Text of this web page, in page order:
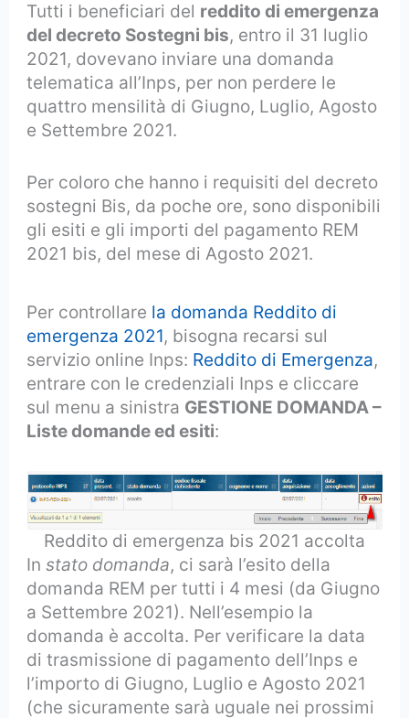
Tutti i beneficiari del reddito di emergenza
del decreto Sostegni bis, entro il 31 luglio
2021, dovevano inviare una domanda
telematica all’Inps, per non perdere le
quattro mensilità di Giugno, Luglio, Agosto
e Settembre 2021.
Per coloro che hanno i requisiti del decreto
sostegni Bis, da poche ore, sono disponibili
gli esiti e gli importi del pagamento REM
2021 bis, del mese di Agosto 2021.
Per controllare la domanda Reddito di
emergenza 2021, bisogna recarsi sul
servizio online Inps: Reddito di Emergenza,
entrare con le credenziali Inps e cliccare
sul menu a sinistra GESTIONE DOMANDA –
Liste domande ed esiti:
Reddito di emergenza bis 2021 accolta
Instato domanda, ci sarà l’esito della
domanda REM per tutti i 4 mesi (da Giugno
a Settembre 2021). Nell’esempio la
domanda è accolta. Per verificare la data
di trasmissione di pagamento dell’Inps e
l’importo di Giugno, Luglio e Agosto 2021
(che sicuramente sarà uguale nei prossimi